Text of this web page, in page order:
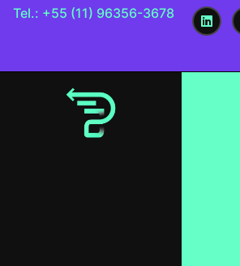
Tel.: +55 (11) 96356-3678